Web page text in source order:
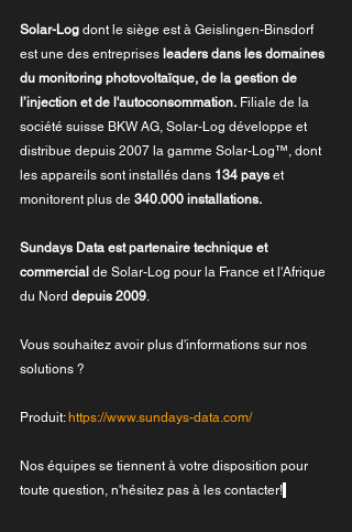
Solar-Log dont le siège est à Geislingen-Binsdorf
est une des entreprises leaders dans les domaines
du monitoring photovoltaïque, de la gestion de
l’injection et de l'autoconsommation. Filiale de la
société suisse BKW AG, Solar-Log développe et
distribue depuis 2007 la gamme Solar-Log™, dont
les appareils sont installés dans 134 pays et
monitorent plus de 340.000 installations.
Sundays Data est partenaire technique et
commercial de Solar-Log pour la France et l'Afrique
du Nord depuis 2009.
Vous souhaitez avoir plus d'informations sur nos
solutions ?
Produit: https://www.sundays-data.com/
Nos équipes se tiennent à votre disposition pour
toute question, n'hésitez pas à les contacter!